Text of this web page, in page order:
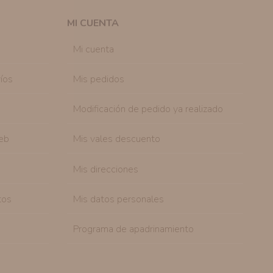
de nuestra entidad que esté debidamente
sobre usted, corregirla y eliminarla, tal y
MI CUENTA
Mi cuenta
Mis pedidos
Modificación de pedido ya realizado
Mis vales descuento
Mis direcciones
Mis datos personales
Programa de apadrinamiento